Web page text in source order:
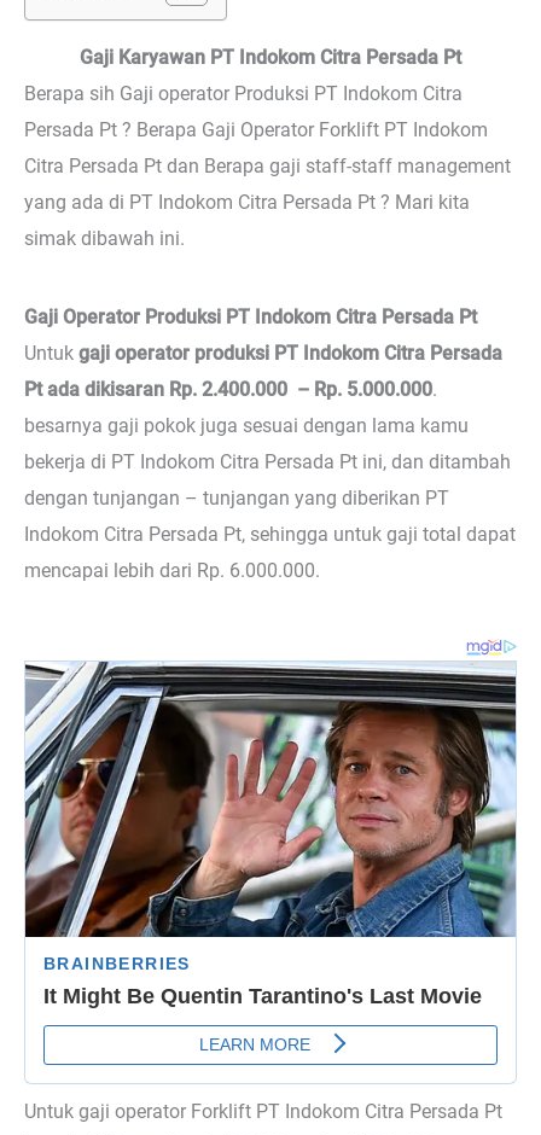
Gaji Karyawan PT Indokom Citra Persada Pt
Berapa sih Gaji operator Produksi PT Indokom Citra
Persada Pt ? Berapa Gaji Operator Forklift PT Indokom
Citra Persada Pt dan Berapa gaji staff-staff management
yang ada di PT Indokom Citra Persada Pt ? Mari kita
simak dibawah ini.
Gaji Operator Produksi PT Indokom Citra Persada Pt
Untuk gaji operator produksi PT Indokom Citra Persada
Pt ada dikisaran Rp. 2.400.000 – Rp. 5.000.000.
besarnya gaji pokok juga sesuai dengan lama kamu
bekerja di PT Indokom Citra Persada Pt ini, dan ditambah
dengan tunjangan – tunjangan yang diberikan PT
Indokom Citra Persada Pt, sehingga untuk gaji total dapat
mencapai lebih dari Rp. 6.000.000.
Untuk gaji operator Forklift PT Indokom Citra Persada Pt